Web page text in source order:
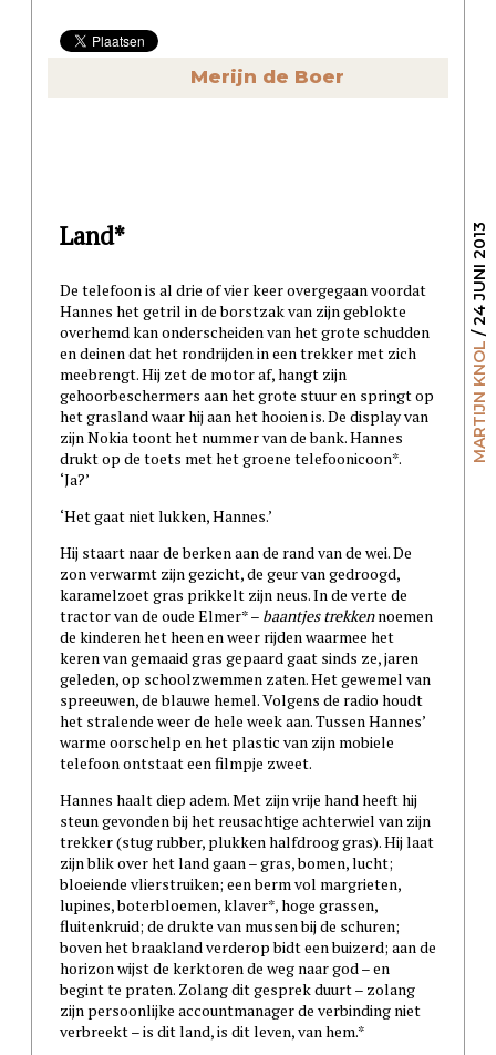
Merijn de Boer
MARTIJN KNOL
/ 24 JUNI 2013
Land*
De telefoon is al drie of vier keer overgegaan voordat
Hannes het getril in de borstzak van zijn geblokte
overhemd kan onderscheiden van het grote schudden
en deinen dat het rondrijden in een trekker met zich
meebrengt. Hij zet de motor af, hangt zijn
gehoorbeschermers aan het grote stuur en springt op
het grasland waar hij aan het hooien is. De display van
zijn Nokia toont het nummer van de bank. Hannes
drukt op de toets met het groene telefoonicoon*.
‘Ja?’
‘Het gaat niet lukken, Hannes.’
Hij staart naar de berken aan de rand van de wei. De
zon verwarmt zijn gezicht, de geur van gedroogd,
karamelzoet gras prikkelt zijn neus. In de verte de
tractor van de oude Elmer* – baantjes trekkennoemen
de kinderen het heen en weer rijden waarmee het
keren van gemaaid gras gepaard gaat sinds ze, jaren
geleden, op schoolzwemmen zaten. Het gewemel van
spreeuwen, de blauwe hemel. Volgens de radio houdt
het stralende weer de hele week aan. Tussen Hannes’
warme oorschelp en het plastic van zijn mobiele
telefoon ontstaat een filmpje zweet.
Hannes haalt diep adem. Met zijn vrije hand heeft hij
steun gevonden bij het reusachtige achterwiel van zijn
trekker (stug rubber, plukken halfdroog gras). Hij laat
zijn blik over het land gaan – gras, bomen, lucht;
bloeiende vlierstruiken; een berm vol margrieten,
lupines, boterbloemen, klaver*, hoge grassen,
fluitenkruid; de drukte van mussen bij de schuren;
boven het braakland verderop bidt een buizerd; aan de
horizon wijst de kerktoren de weg naar god – en
begint te praten. Zolang dit gesprek duurt – zolang
zijn persoonlijke accountmanager de verbinding niet
verbreekt – is dit land, is dit leven, van hem.*